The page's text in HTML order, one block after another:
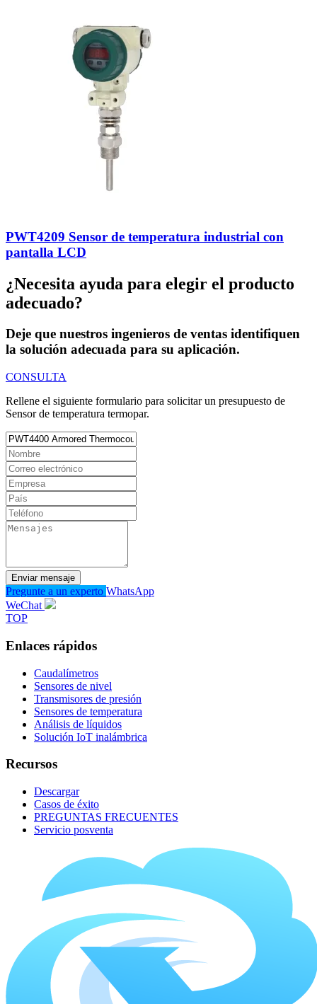
PWT4209 Sensor de temperatura industrial con
pantalla LCD
¿Necesita ayuda para elegir el producto
adecuado?
Deje que nuestros ingenieros de ventas identifiquen
la solución adecuada para su aplicación.
CONSULTA
Rellene el siguiente formulario para solicitar un presupuesto de
Sensor de temperatura termopar.
Enviar mensaje
Pregunte a un experto WhatsApp
WeChat
TOP
Enlaces rápidos
Caudalímetros
Sensores de nivel
Transmisores de presión
Sensores de temperatura
Análisis de líquidos
Solución IoT inalámbrica
Recursos
Descargar
Casos de éxito
PREGUNTAS FRECUENTES
Servicio posventa